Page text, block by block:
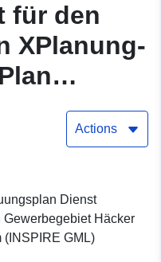
für den
XPlanung-
Häcker II
(INSPIRE
Actions
Dienst
Gewerbegebiet Häcker
(INSPIRE GML)